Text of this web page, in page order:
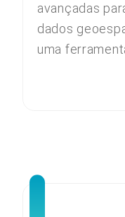
avançadas
dados
uma